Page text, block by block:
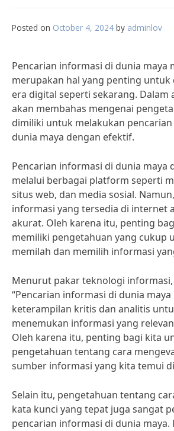
Posted on October 4, 2024 by adminlov
Pencarian informasi di dunia maya
merupakan hal yang penting untuk
era digital seperti sekarang. Dalam
akan membahas mengenai
dimiliki untuk melakukan
dunia maya dengan efektif.
Pencarian informasi di dunia maya
melalui berbagai platform seperti
situs web, dan media sosial.
informasi yang tersedia di internet
akurat. Oleh karena itu, penting
memiliki pengetahuan yang cukup
memilah dan memilih informasi
Menurut pakar teknologi informasi,
“Pencarian informasi di dunia
keterampilan kritis dan analitis
menemukan informasi yang
Oleh karena itu, penting bagi kita
pengetahuan tentang cara
sumber informasi yang kita temui
Selain itu, pengetahuan tentang
kata kunci yang tepat juga sangat
pencarian informasi di dunia maya.